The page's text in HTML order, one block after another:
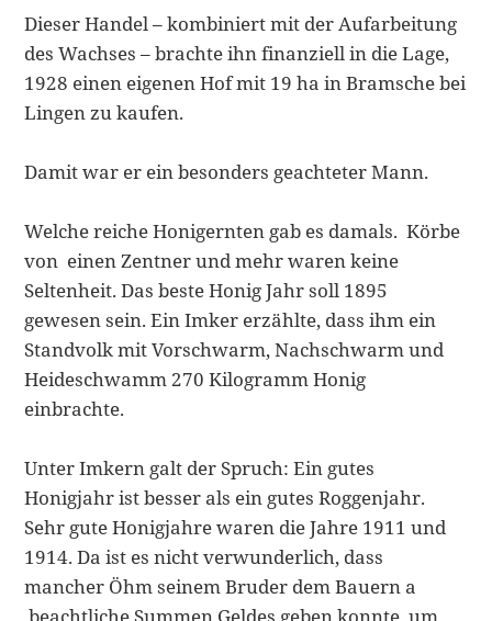
Dieser Handel – kombiniert mit der Aufarbeitung
des Wachses – brachte ihn finanziell in die Lage,
1928 einen eigenen Hof mit 19 ha in Bramsche bei
Lingen zu kaufen.
Damit war er ein besonders geachteter Mann.
Welche reiche Honigernten gab es damals. Körbe
von einen Zentner und mehr waren keine
Seltenheit. Das beste Honig Jahr soll 1895
gewesen sein. Ein Imker erzählte, dass ihm ein
Standvolk mit Vorschwarm, Nachschwarm und
Heideschwamm 270 Kilogramm Honig
einbrachte.
Unter Imkern galt der Spruch: Ein gutes
Honigjahr ist besser als ein gutes Roggenjahr.
Sehr gute Honigjahre waren die Jahre 1911 und
1914. Da ist es nicht verwunderlich, dass
mancher Öhm seinem Bruder dem Bauern a